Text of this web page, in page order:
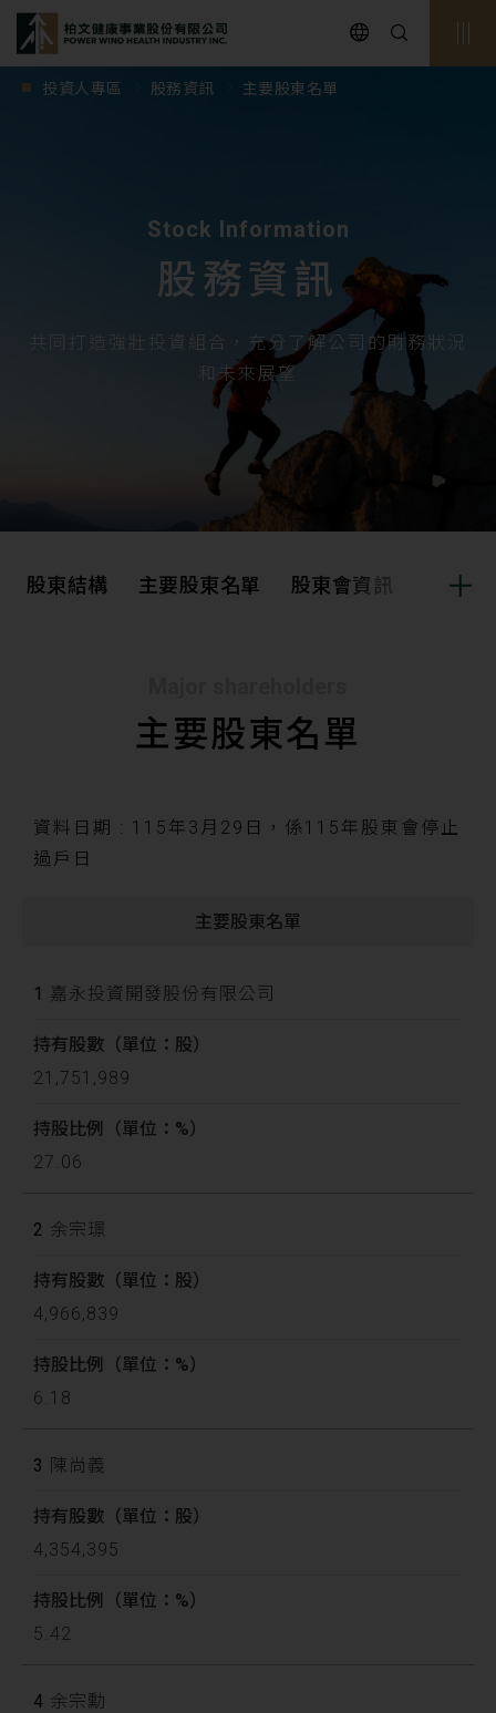
Stock Information
股務資訊
共同打造強壯投資組合，充分了解公司的財務狀況
和未來展望
投資人專區 股務資訊 主要股東名單
股東結構 主要股東名單 股東會資訊 股利資
股東會資訊 股利資訊
股價資訊 法人說明會
主要股東名單
資料日期 : 115年3月29日，係115年股東會停止
過戶日
1 嘉永投資開發股份有限公司
21,751,989
27.06
2 余宗璟
4,966,839
6.18
3 陳尚義
4,354,395
5.42
4 余宗勳